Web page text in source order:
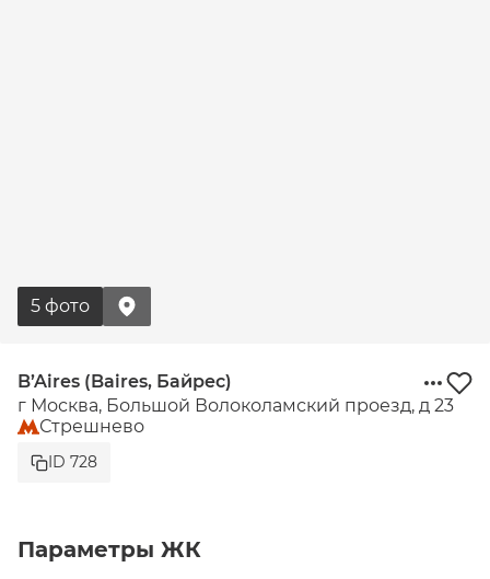
5 фото
B’Aires (Baires, Байрес)
г Москва, Большой Волоколамский проезд, д 23
Стрешнево
ID 728
Параметры ЖК